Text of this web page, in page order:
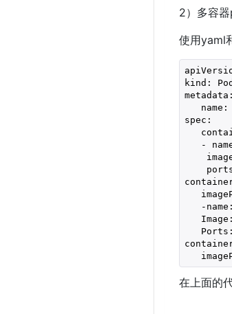
2）多容
使用yaml
kind: Pod
metadata:
name:
spec:
-
-
   Ports:
在上面的